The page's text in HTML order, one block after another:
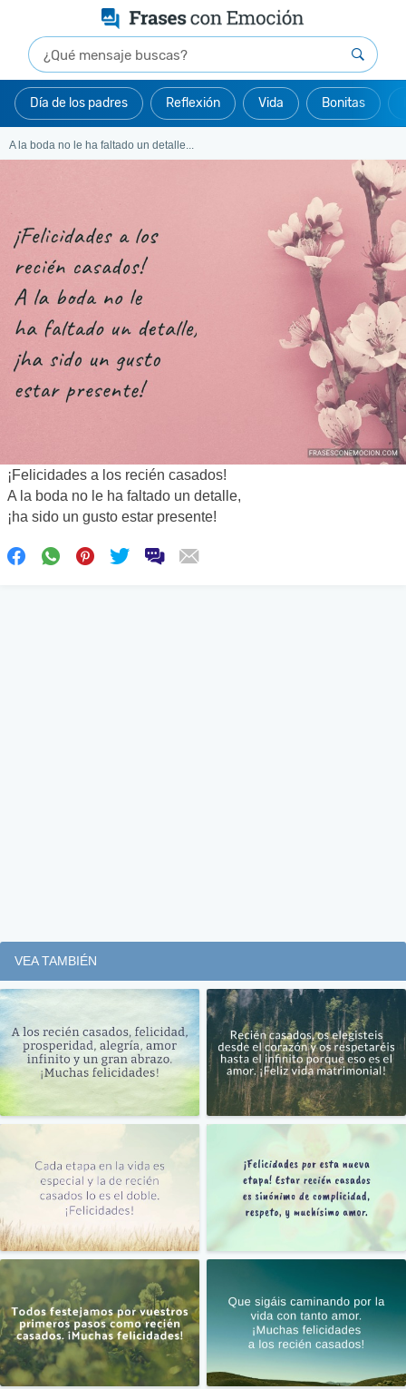
Día de los padres Reflexión Vida Bonitas
A la boda no le ha faltado un detalle...
¡Felicidades a los recién casados!
A la boda no le ha faltado un detalle,
¡ha sido un gusto estar presente!
VEA TAMBIÉN